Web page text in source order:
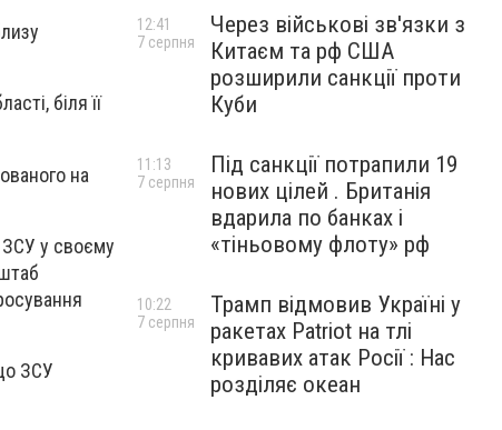
біля її
на
ЗСУ у своєму
ЗСУ
Через військові зв'язки з
Китаєм та рф США
розширили санкції проти
Куби
12:41
7 серпня
Під санкції потрапили 19
нових цілей . Британія
вдарила по банках і
«тіньовому флоту» рф
11:13
7 серпня
Трамп відмовив Україні у
ракетах Patriot на тлі
кривавих атак Росії : Нас
розділяє океан
10:22
7 серпня